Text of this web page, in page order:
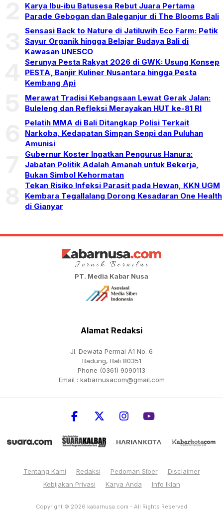
Karya Ibu-ibu Batusesa Rebut Juara Pertama
Parade Gebogan dan Baleganjur di The Blooms Bali
Sensasi Back to Nature di Jatiluwih Eco Farm: Petik
Sayur Organik hingga Belajar Budaya Bali di
Kawasan UNESCO
Serunya Pesta Rakyat 2026 di GWK: Usung Konsep
PESTA, Banjir Kuliner Nusantara hingga Pesta
Kembang Api
Merawat Tradisi Kebangsaan Lewat Gerak Jalan:
Buleleng dan Refleksi Merayakan HUT ke-81 RI
Pelatih MMA di Bali Ditangkap Polisi Terkait
Narkoba, Kedapatan Simpan Senpi dan Puluhan
Amunisi
Gubernur Koster Ingatkan Pengurus Hanura:
Jabatan Politik Adalah Amanah untuk Bekerja,
Bukan Simbol Kehormatan
Tekan Risiko Infeksi Parasit pada Hewan, KKN UGM
Kembara Tegallalang Dorong Kesadaran One Health
di Gianyar
PT. Media Kabar Nusa
Alamat Redaksi
Jl. Dewata Permai A1 No. 6
Badung, Bali 80351
Phone (0361) 9090113
Email : kabarnusacom@gmail.com
Tentang Kami Redaksi Pedoman Siber
Disclaimer
Kebijakan Privasi
Karya Anda Info Iklan
Copyright © 2026 kabarnusa.com - All Rights Reserved